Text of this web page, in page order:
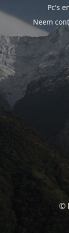
Pc's
Neem
©